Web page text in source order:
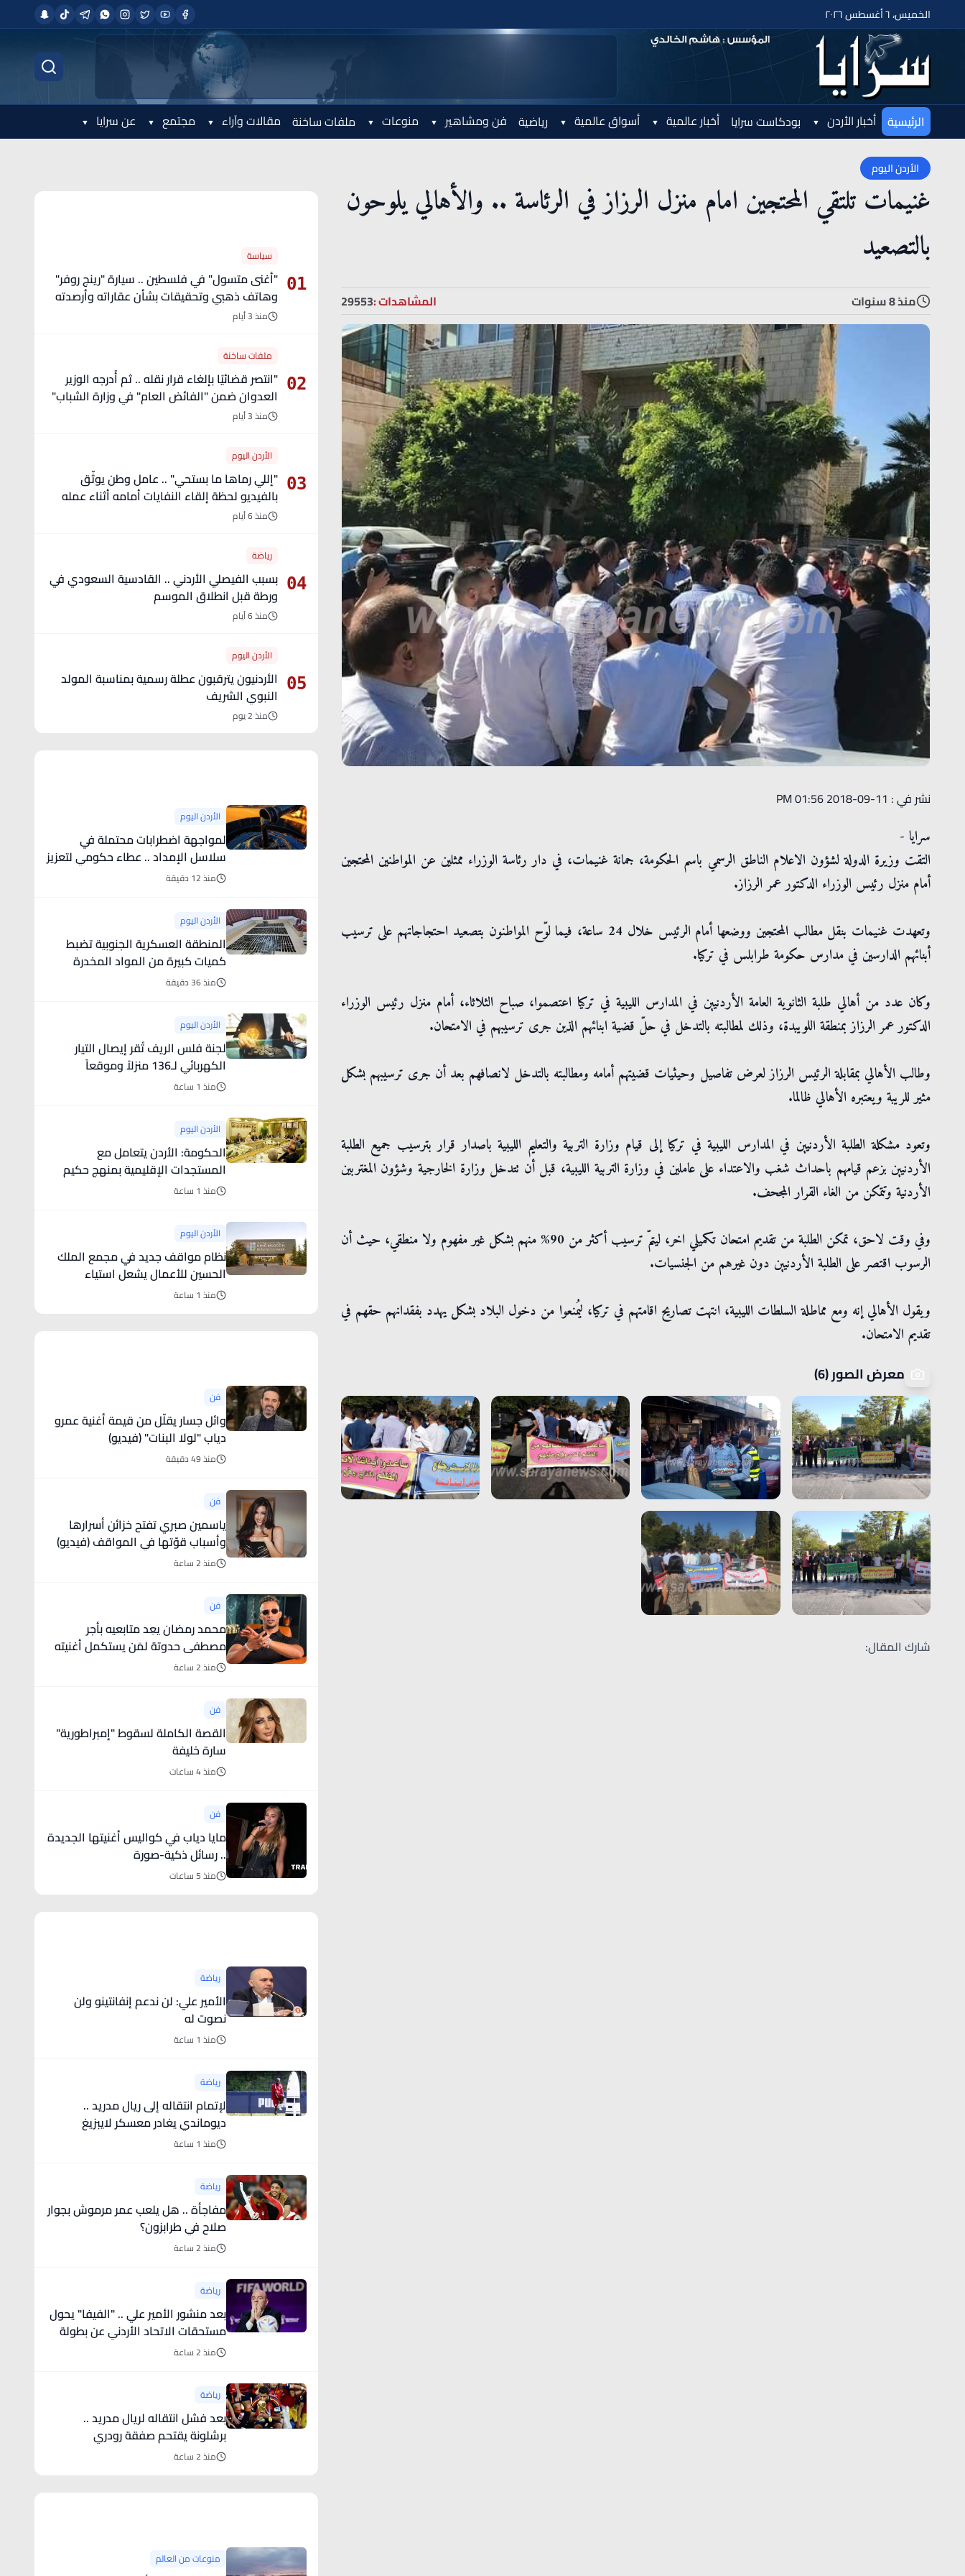
الخميس، ٦ أغسطس ٢٠٢٦
الرئيسية أخبار الأردن بودكاست سرايا أخبار عالمية أسواق عالمية رياضية فن ومشاهير منوعات ملفات ساخنة مقالات وآراء مجتمع عن سرايا
الأردن اليوم
غنيمات تلتقي المحتجين امام منزل الرزاز في الرئاسة .. والأهالي يلوحون
بالتصعيد
منذ 8 سنوات المشاهدات :29553
نشر في : 11-09-2018 01:56 PM
سرايا -
التقت وزيرة الدولة لشؤون الاعلام الناطق الرسمي باسم الحكومة، جمانة غنيمات، في دار رئاسة الوزراء ممثلين عن المواطنين المحتجين
أمام منزل رئيس الوزراء الدكتور عمر الرزاز.
وتعهدت غنيمات بنقل مطالب المحتجين ووضعها أمام الرئيس خلال 24 ساعة، فيما لوّح المواطنون بتصعيد احتجاجاتهم على ترسيب
أبنائهم الدارسين في مدارس حكومة طرابلس في تركيا.
وكان عدد من أهالي طلبة الثانوية العامة الأردنيين في المدارس الليبية في تركيا اعتصموا، صباح الثلاثاء، أمام منزل رئيس الوزراء
الدكتور عمر الرزاز بمنطقة اللويبدة، وذلك لمطالبته بالتدخل في حلّ قضية ابنائهم الذين جرى ترسيبهم في الامتحان.
وطالب الأهالي بمقابلة الرئيس الرزاز لعرض تفاصيل وحيثيات قضيتهم أمامه ومطالبته بالتدخل لانصافهم بعد أن جرى ترسيبهم بشكل
مثير للريبة ويعتبره الأهالي ظالما.
وتعود مشكلة الطلبة الأردنيين في المدارس الليبية في تركيا إلى قيام وزارة التربية والتعليم الليبية باصدار قرار بترسيب جميع الطلبة
الأردنيين بزعم قيامهم باحداث شغب والاعتداء على عاملين في وزارة التربية الليبية، قبل أن تتدخل وزارة الخارجية وشؤون المغتربين
الأردنية وتتمكن من الغاء القرار المجحف.
وفي وقت لاحق، تمكن الطلبة من تقديم امتحان تكميلي اخر، ليتمّ ترسيب أكثر من 90% منهم بشكل غير مفهوم ولا منطقي، حيث أن
الرسوب اقتصر على الطلبة الأردنيين دون غيرهم من الجنسيات.
ويقول الأهالي إنه ومع مماطلة السلطات الليبية، انتهت تصاريح اقامتهم في تركيا، ليُمنعوا من دخول البلاد بشكل يهدد بفقدانهم حقهم في
تقديم الامتحان.
معرض الصور (6)
شارك المقال:
01
سياسة
"أغنى متسول" في فلسطين .. سيارة "رينج روفر"
وهاتف ذهبي وتحقيقات بشأن عقاراته وأرصدته
منذ 3 أيام
02
ملفات ساخنة
"انتصر قضائيًا بإلغاء قرار نقله .. ثم أُدرجه الوزير
العدوان ضمن "الفائض العام" في وزارة الشباب"
- تفاصيل
منذ 3 أيام
03
الأردن اليوم
"إللي رماها ما بستحي" .. عامل وطن يوثّق
بالفيديو لحظة إلقاء النفايات أمامه أثناء عمله
منذ 6 أيام
04
رياضة
بسبب الفيصلي الأردني .. القادسية السعودي في
ورطة قبل انطلاق الموسم
منذ 6 أيام
05
الأردن اليوم
الأردنيون يترقبون عطلة رسمية بمناسبة المولد
النبوي الشريف
منذ 2 يوم
الأردن اليوم
لمواجهة اضطرابات محتملة في
سلاسل الإمداد .. عطاء حكومي لتعزيز
مخزون النفط
منذ 12 دقيقة
الأردن اليوم
المنطقة العسكرية الجنوبية تضبط
كميات كبيرة من المواد المخدرة
منذ 36 دقيقة
الأردن اليوم
لجنة فلس الريف تُقر إيصال التيار
الكهربائي لـ136 منزلاً وموقعاً
منذ 1 ساعة
الأردن اليوم
الحكومة: الأردن يتعامل مع
المستجدات الإقليمية بمنهج حكيم
ومتوازن
منذ 1 ساعة
الأردن اليوم
نظام مواقف جديد في مجمع الملك
الحسين للأعمال يشعل استياء
الموظفين
منذ 1 ساعة
فن
وائل جسار يقلّل من قيمة أغنية عمرو
دياب "لولا البنات" (فيديو)
منذ 49 دقيقة
فن
ياسمين صبري تفتح خزائن أسرارها
وأسباب قوّتها في المواقف (فيديو)
منذ 2 ساعة
فن
محمد رمضان يعِد متابعيه بأجر
مصطفى حدوتة لمَن يستكمل أغنيته
الجديدة
منذ 2 ساعة
فن
القصة الكاملة لسقوط "إمبراطورية"
سارة خليفة
منذ 4 ساعات
فن
مايا دياب في كواليس أغنيتها الجديدة
.. رسائل ذكية-صورة
منذ 5 ساعات
رياضة
الأمير علي: لن ندعم إنفانتينو ولن
نصوت له
منذ 1 ساعة
رياضة
لإتمام انتقاله إلى ريال مدريد ..
ديوماندي يغادر معسكر لايبزيغ
(فيديو)
منذ 1 ساعة
رياضة
مفاجأة .. هل يلعب عمر مرموش بجوار
صلاح في طرابزون؟
منذ 2 ساعة
رياضة
بعد منشور الأمير علي .. "الفيفا" يحول
مستحقات الاتحاد الأردني عن بطولة
كأس العرب
منذ 2 ساعة
رياضة
بعد فشل انتقاله لريال مدريد ..
برشلونة يقتحم صفقة رودري
منذ 2 ساعة
منوعات من العالم